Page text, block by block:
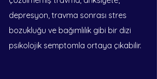
depresyon, travma sonrası stres
bozukluğu ve bağımlılık gibi bir dizi
psikolojik semptomla ortaya çıkabilir.